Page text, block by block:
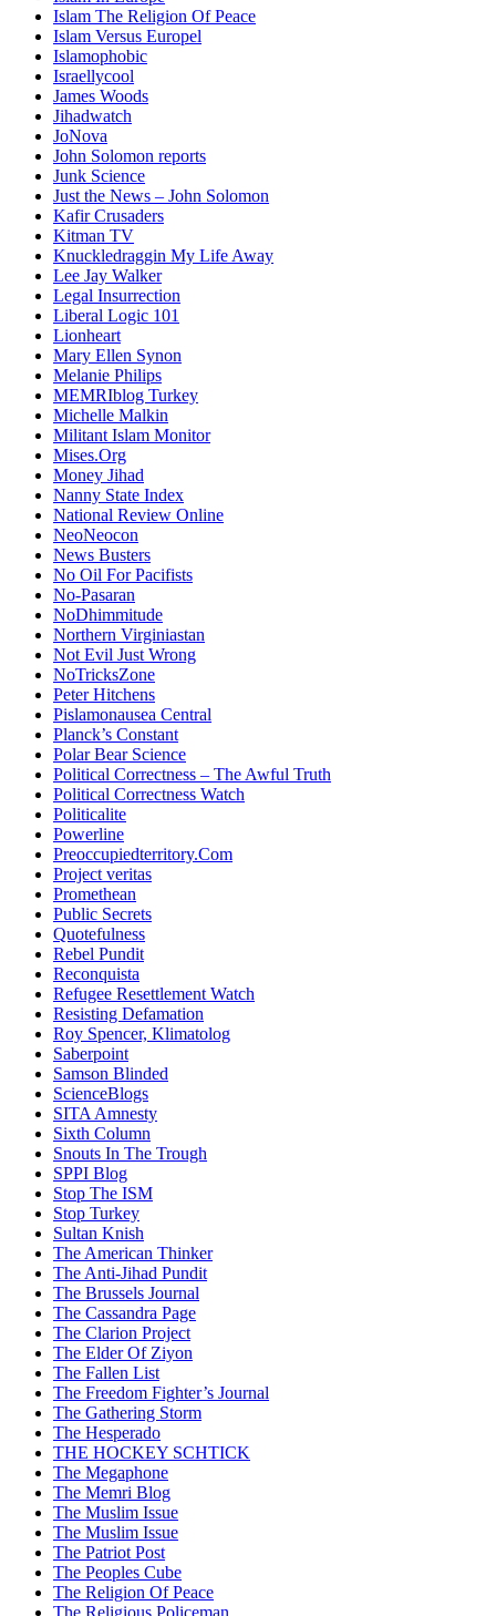
Islam The Religion Of Peace
Islam Versus Europel
Islamophobic
Israellycool
James Woods
Jihadwatch
JoNova
John Solomon reports
Junk Science
Just the News – John Solomon
Kafir Crusaders
Kitman TV
Knuckledraggin My Life Away
Lee Jay Walker
Legal Insurrection
Liberal Logic 101
Lionheart
Mary Ellen Synon
Melanie Philips
MEMRIblog Turkey
Michelle Malkin
Militant Islam Monitor
Mises.Org
Money Jihad
Nanny State Index
National Review Online
NeoNeocon
News Busters
No Oil For Pacifists
No-Pasaran
NoDhimmitude
Northern Virginiastan
Not Evil Just Wrong
NoTricksZone
Peter Hitchens
Pislamonausea Central
Planck’s Constant
Polar Bear Science
Political Correctness – The Awful Truth
Political Correctness Watch
Politicalite
Powerline
Preoccupiedterritory.Com
Project veritas
Promethean
Public Secrets
Quotefulness
Rebel Pundit
Reconquista
Refugee Resettlement Watch
Resisting Defamation
Roy Spencer, Klimatolog
Saberpoint
Samson Blinded
ScienceBlogs
SITA Amnesty
Sixth Column
Snouts In The Trough
SPPI Blog
Stop The ISM
Stop Turkey
Sultan Knish
The American Thinker
The Anti-Jihad Pundit
The Brussels Journal
The Cassandra Page
The Clarion Project
The Elder Of Ziyon
The Fallen List
The Freedom Fighter’s Journal
The Gathering Storm
The Hesperado
THE HOCKEY SCHTICK
The Megaphone
The Memri Blog
The Muslim Issue
The Muslim Issue
The Patriot Post
The Peoples Cube
The Religion Of Peace